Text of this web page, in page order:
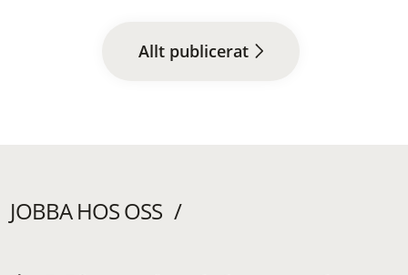
Allt publicerat
JOBBA HOS OSS